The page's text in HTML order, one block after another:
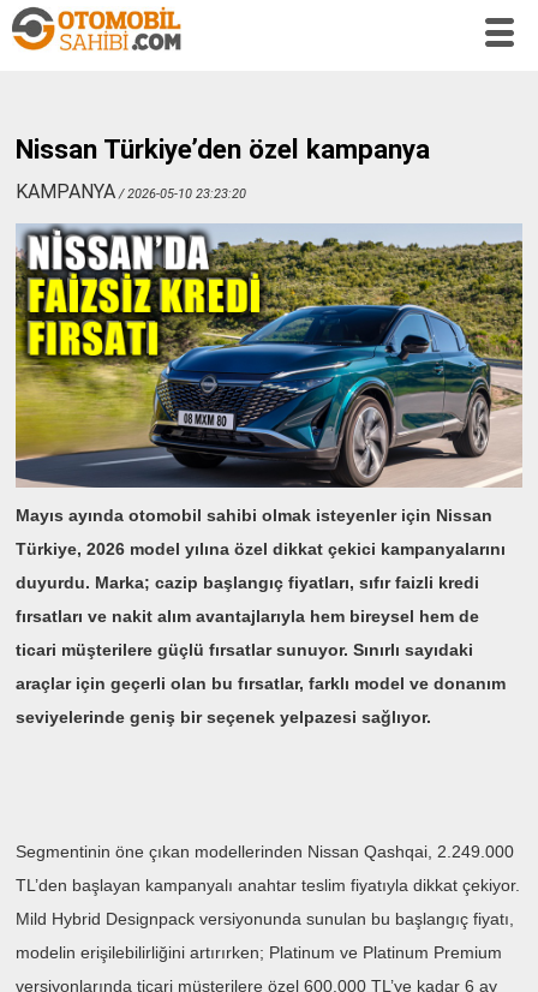
Nissan Türkiye’den özel kampanya
KAMPANYA / 2026-05-10 23:23:20
Mayıs ayında otomobil sahibi olmak isteyenler için Nissan
Türkiye, 2026 model yılına özel dikkat çekici kampanyalarını
duyurdu. Marka; cazip başlangıç fiyatları, sıfır faizli kredi
fırsatları ve nakit alım avantajlarıyla hem bireysel hem de
ticari müşterilere güçlü fırsatlar sunuyor. Sınırlı sayıdaki
araçlar için geçerli olan bu fırsatlar, farklı model ve donanım
seviyelerinde geniş bir seçenek yelpazesi sağlıyor.
Segmentinin öne çıkan modellerinden Nissan Qashqai, 2.249.000
TL’den başlayan kampanyalı anahtar teslim fiyatıyla dikkat çekiyor.
Mild Hybrid Designpack versiyonunda sunulan bu başlangıç fiyatı,
modelin erişilebilirliğini artırırken; Platinum ve Platinum Premium
versiyonlarında ticari müşterilere özel 600.000 TL’ye kadar 6 ay